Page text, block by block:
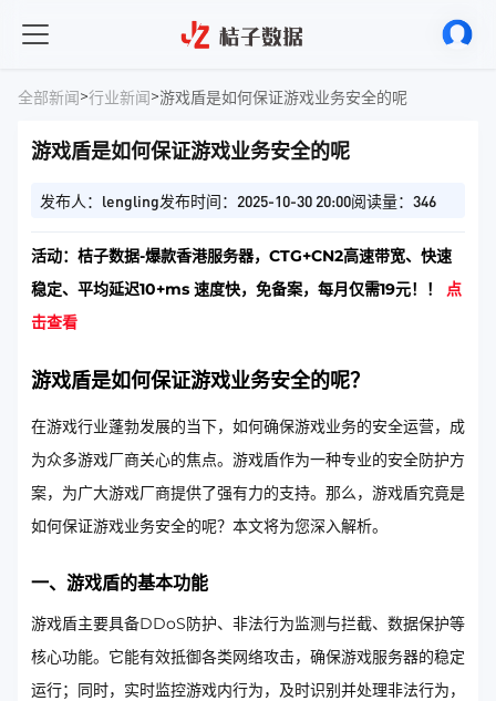
全部新闻>行业新闻>游戏盾是如何保证游戏业务安全的呢
游戏盾是如何保证游戏业务安全的呢
发布人：lengling发布时间：2025-10-30 20:00阅读量：346
活动：桔子数据-爆款香港服务器，CTG+CN2高速带宽、快速
稳定、平均延迟10+ms 速度快，免备案，每月仅需19元！！ 点
击查看
游戏盾是如何保证游戏业务安全的呢？
在游戏行业蓬勃发展的当下，如何确保游戏业务的安全运营，成
为众多游戏厂商关心的焦点。游戏盾作为一种专业的安全防护方
案，为广大游戏厂商提供了强有力的支持。那么，游戏盾究竟是
如何保证游戏业务安全的呢？本文将为您深入解析。
一、游戏盾的基本功能
游戏盾主要具备DDoS防护、非法行为监测与拦截、数据保护等
核心功能。它能有效抵御各类网络攻击，确保游戏服务器的稳定
运行；同时，实时监控游戏内行为，及时识别并处理非法行为，